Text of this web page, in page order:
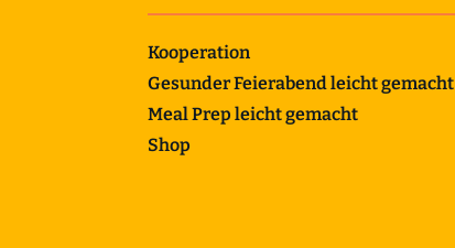
Kooperation
Gesunder Feierabend leicht gemacht
Meal Prep leicht gemacht
Shop